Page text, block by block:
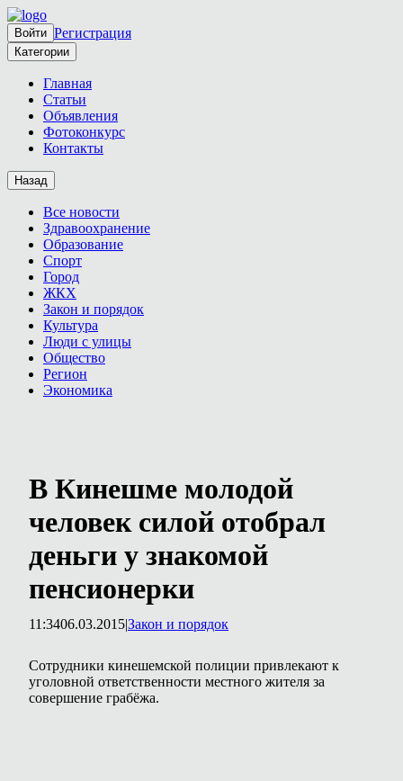
Войти Регистрация
Категории
Главная
Статьи
Объявления
Фотоконкурс
Контакты
Назад
Все новости
Здравоохранение
Образование
Спорт
Город
ЖКХ
Закон и порядок
Культура
Люди с улицы
Общество
Регион
Экономика
В Кинешме молодой
человек силой отобрал
деньги у знакомой
пенсионерки
11:3406.03.2015|Закон и порядок
Сотрудники кинешемской полиции привлекают к
уголовной ответственности местного жителя за
совершение грабёжа.